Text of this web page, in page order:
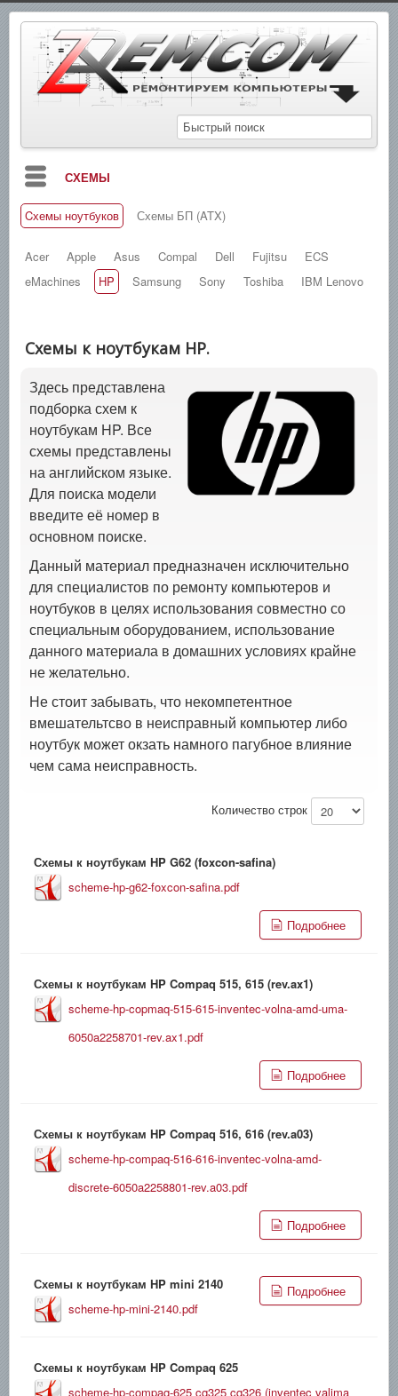
СХЕМЫ
БЛОГ
МАНУАЛЫ
СПРАВОЧНИКИ
НОВОСТИ
ПОИСК
Cхемы ноутбуков Схемы БП (ATX)
Acer Apple Asus Compal Dell Fujitsu
ECS
eMachines
HP Samsung Sony Toshiba IBM Lenovo
Схемы к ноутбукам HP.
Здесь представлена
подборка схем к
ноутбукам HP. Все
схемы представлены
на английском языке.
Для поиска модели
введите её номер в
основном поиске.
Данный материал предназначен исключительно
для специалистов по ремонту компьютеров и
ноутбуков в целях использования совместно со
специальным оборудованием, использование
данного материала в домашних условиях крайне
не желательно.
Не стоит забывать, что некомпетентное
вмешательтсво в неисправный компьютер либо
ноутбук может окзать намного пагубное влияние
чем сама неисправность.
Количество строк
Схемы к ноутбукам HP G62 (foxcon-safina)
scheme-hp-g62-foxcon-safina.pdf
Подробнее
Схемы к ноутбукам HP Compaq 515, 615 (rev.ax1)
scheme-hp-copmaq-515-615-inventec-volna-amd-uma-
6050a2258701-rev.ax1.pdf
Подробнее
Схемы к ноутбукам HP Compaq 516, 616 (rev.a03)
scheme-hp-compaq-516-616-inventec-volna-amd-
discrete-6050a2258801-rev.a03.pdf
Подробнее
Схемы к ноутбукам HP mini 2140
scheme-hp-mini-2140.pdf
Подробнее
Схемы к ноутбукам HP Compaq 625
scheme-hp-compaq-625 cq325 cq326 (inventec valima